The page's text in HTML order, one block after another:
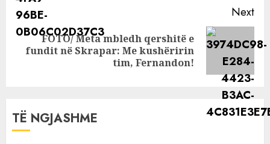
Next
Next
FOTO/ Meta mbledh qershitë e
fundit në Skrapar: Me kushëririn
tim, Fernandon!
TË NGJASHME